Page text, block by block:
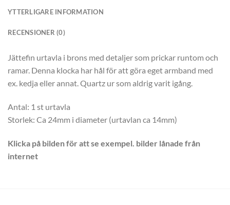
YTTERLIGARE INFORMATION
RECENSIONER (0)
Jättefin urtavla i brons med detaljer som prickar runtom och
ramar. Denna klocka har hål för att göra eget armband med
ex. kedja eller annat. Quartz ur som aldrig varit igång.
Antal: 1 st urtavla
Storlek: Ca 24mm i diameter (urtavlan ca 14mm)
Klicka på bilden för att se exempel. bilder lånade från
internet